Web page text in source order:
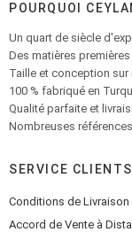
POURQUOI
Un quart de siècle
Des matières
Taille et conception
100 % fabriqué en
Qualité parfaite et
Nombreuses
SERVICE CLIENTS
Conditions de Livraison
Accord de Vente à